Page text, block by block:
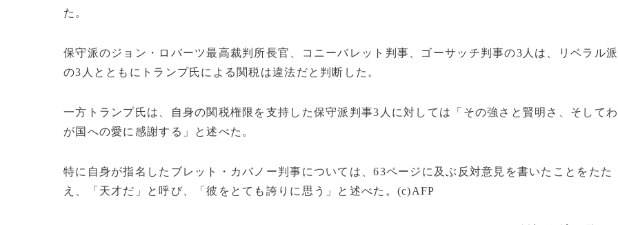
た。
保守派のジョン・ロバーツ最高裁判所長官、コニーバレット判事、ゴーサッチ判事の3人は、リベラル派
の3人とともにトランプ氏による関税は違法だと判断した。
一方トランプ氏は、自身の関税権限を支持した保守派判事3人に対しては「その強さと賢明さ、そしてわ
が国への愛に感謝する」と述べた。
特に自身が指名したブレット・カバノー判事については、63ページに及ぶ反対意見を書いたことをたた
え、「天才だ」と呼び、「彼をとても誇りに思う」と述べた。(c)AFP